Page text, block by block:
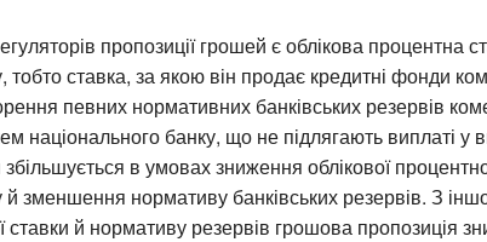
пропозиції грошей є облікова процентна
тобто ставка, за якою він продає кредитні фонди
певних нормативних банківських резервів
національного банку, що не підлягають виплаті у
в умовах зниження облікової
й зменшення нормативу банківських резервів. З
ставки й нормативу резервів грошова пропозиція